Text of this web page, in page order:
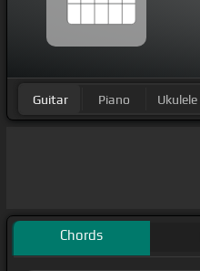
Guitar Piano Ukulele
Chords